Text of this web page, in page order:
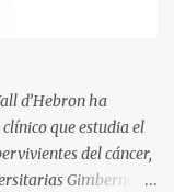
d’Hebron ha
que estudia el
del cáncer,
Gimbernat,